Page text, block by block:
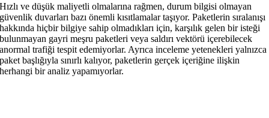
Hızlı ve düşük maliyetli olmalarına rağmen, durum bilgisi olmayan
güvenlik duvarları bazı önemli kısıtlamalar taşıyor. Paketlerin sıralanışı
hakkında hiçbir bilgiye sahip olmadıkları için, karşılık gelen bir isteği
bulunmayan gayri meşru paketleri veya saldırı vektörü içerebilecek
anormal trafiği tespit edemiyorlar. Ayrıca inceleme yetenekleri yalnızca
paket başlığıyla sınırlı kalıyor, paketlerin gerçek içeriğine ilişkin
herhangi bir analiz yapamıyorlar.